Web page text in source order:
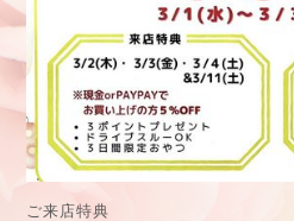
ご来店特典